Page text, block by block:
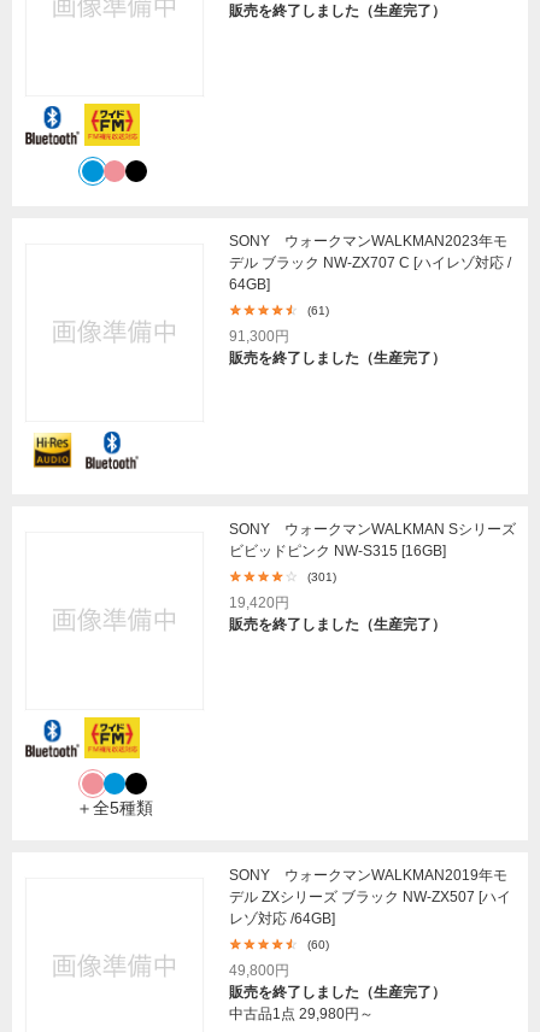
販売を終了しました（生産完了）
SONY ウォークマンWALKMAN2023年モ
デル ブラック NW-ZX707 C [ハイレゾ対応 /
64GB]
(61)
91,300円
販売を終了しました（生産完了）
＋全5種類
SONY ウォークマンWALKMAN Sシリーズ
ビビッドピンク NW-S315 [16GB]
(301)
19,420円
販売を終了しました（生産完了）
SONY ウォークマンWALKMAN2019年モ
デル ZXシリーズ ブラック NW-ZX507 [ハイ
レゾ対応 /64GB]
(60)
49,800円
販売を終了しました（生産完了）
中古品1点 29,980円～